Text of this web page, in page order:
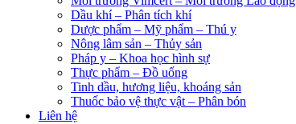
Dầu khí – Phân tích khí
Dược phẩm – Mỹ phẩm – Thú y
Nông lâm sản – Thủy sản
Pháp y – Khoa học hình sự
Thực phẩm – Đồ uống
Tinh dầu, hương liệu, khoáng sản
Thuốc bảo vệ thực vật – Phân bón
Liên hệ